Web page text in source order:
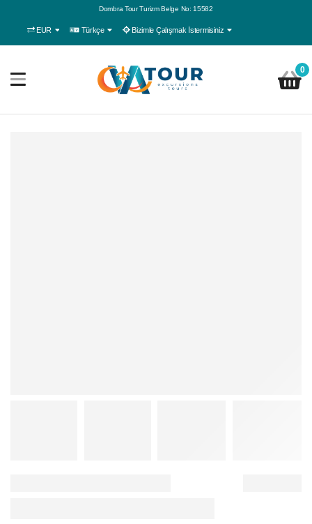
Dombra Tour Turizm Belge No: 15582
EUR Türkçe Bizimle Çalışmak İstermisiniz
0